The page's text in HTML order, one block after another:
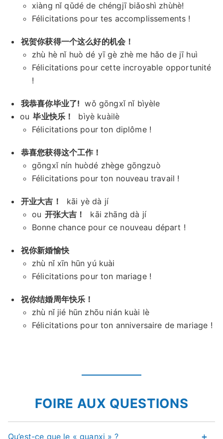
xiàng nǐ qǔdé de chéngjī biǎoshì zhùhè!
Félicitations pour tes accomplissements !
祝贺你获得一个这么好的机会！
zhù hè nǐ huò dé yī gè zhè me hǎo de jī huì
Félicitations pour cette incroyable opportunité
!
我恭喜你毕业了! wǒ gōngxǐ nǐ bìyèle
ou 毕业快乐！
bìyè kuàilè
Félicitations pour ton diplôme !
恭喜您获得这个工作！
gōngxǐ nín huòdé zhège gōngzuò
Félicitations pour ton nouveau travail !
开业大吉！
kāi yè dà jí
ou 开张大吉！
kāi zhāng dà jí
Bonne chance pour ce nouveau départ !
祝你新婚愉快
zhù nǐ xīn hūn yú kuài
Félicitations pour ton mariage !
祝你结婚周年快乐！
zhù nǐ jié hūn zhōu nián kuài lè
Félicitations pour ton anniversaire de mariage !
FOIRE AUX QUESTIONS
Qu’est-ce que le « guanxi » ?